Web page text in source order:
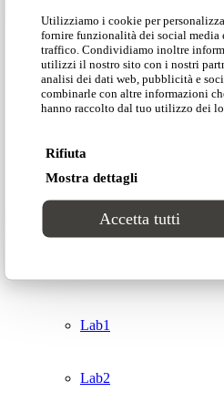
Utilizziamo i cookie per
fornire funzionalità dei social media
traffico. Condividiamo inoltre
utilizzi il nostro sito con i nostri
analisi dei dati web, pubblicità e
combinarle con altre informazioni
hanno raccolto dal tuo utilizzo dei
Rifiuta
Mostra dettagli
Accetta tutti
Groove
Tracks
Sweet dreams
Lab1
Lab2
Domingo Salotti S.r.l. Str.
61121 Pesaro (PU) Italia
© Domingo | P. IVA
Privacy Policy